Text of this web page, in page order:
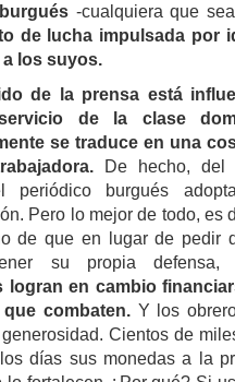
-cualquiera que
de lucha impulsada por
los suyos.
de la prensa está
de la clase
se traduce en una
De hecho, del
periódico burgués
Pero lo mejor de todo, es
de que en lugar de pedir
su propia defensa,
logran en cambio
combaten.Y los
Cientos de
días sus monedas a la